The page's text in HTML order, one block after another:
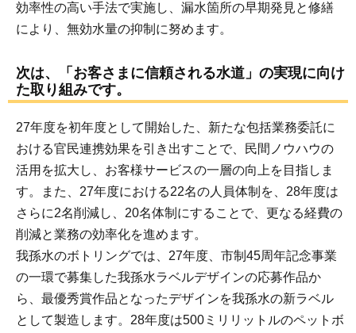
効率性の高い手法で実施し、漏水箇所の早期発見と修繕
により、無効水量の抑制に努めます。
次は、「お客さまに信頼される水道」の実現に向け
た取り組みです。
27年度を初年度として開始した、新たな包括業務委託に
おける官民連携効果を引き出すことで、民間ノウハウの
活用を拡大し、お客様サービスの一層の向上を目指しま
す。また、27年度における22名の人員体制を、28年度は
さらに2名削減し、20名体制にすることで、更なる経費の
削減と業務の効率化を進めます。
我孫水のボトリングでは、27年度、市制45周年記念事業
の一環で募集した我孫水ラベルデザインの応募作品か
ら、最優秀賞作品となったデザインを我孫水の新ラベル
として製造します。28年度は500ミリリットルのペットボ